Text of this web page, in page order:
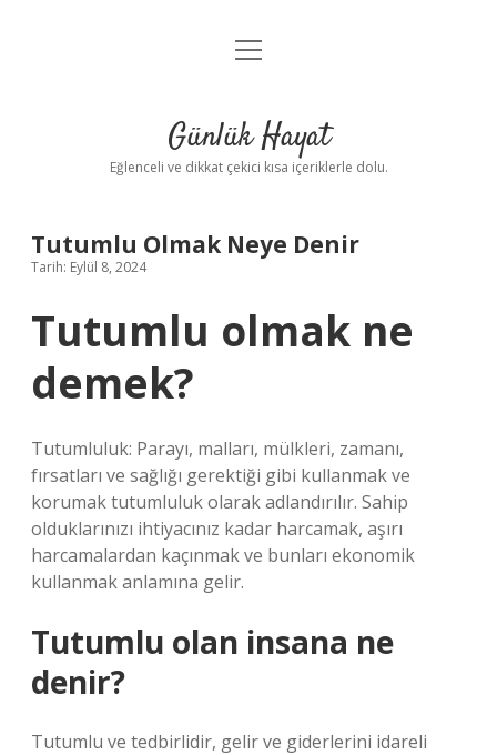
Anasayfa
Yasal Uyarı
menüyü
Günlük Hayat
Eğlenceli ve dikkat çekici kısa içeriklerle dolu.
Tutumlu Olmak Neye Denir
Tarih: Eylül 8, 2024
Tutumlu olmak ne
demek?
Tutumluluk: Parayı, malları, mülkleri, zamanı,
fırsatları ve sağlığı gerektiği gibi kullanmak ve
korumak tutumluluk olarak adlandırılır. Sahip
olduklarınızı ihtiyacınız kadar harcamak, aşırı
harcamalardan kaçınmak ve bunları ekonomik
kullanmak anlamına gelir.
Tutumlu olan insana ne
denir?
Tutumlu ve tedbirlidir, gelir ve giderlerini idareli